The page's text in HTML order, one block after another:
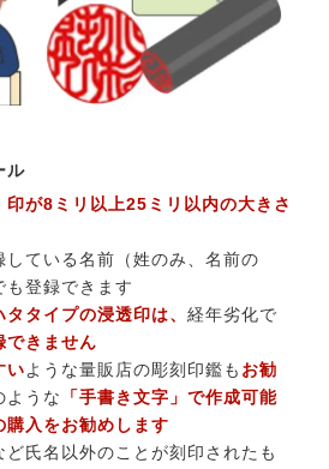
ル
印が8ミリ以上25ミリ以内の大きさ
している名前（姓のみ、名前の
も登録できます
タイプの浸透印は、 経年劣化で
できません
いような量販店の彫刻印鑑も お勧
ような
「手書き文字」で作成可能
入をお勧めします
ど氏名以外のことが刻印されたも